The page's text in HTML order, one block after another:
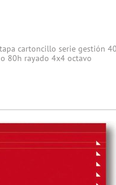
cartoncillo serie gestión
80h rayado 4x4 octavo